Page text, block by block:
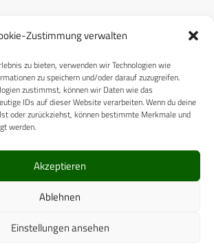
Zustimmung verwalten
zu bieten, verwenden wir Technologien wie
zu speichern und/oder darauf zuzugreifen.
zustimmst, können wir Daten wie das
IDs auf dieser Website verarbeiten. Wenn du deine
oder zurückziehst, können bestimmte Merkmale und
werden.
Akzeptieren
Ablehnen
Einstellungen ansehen
(EU)